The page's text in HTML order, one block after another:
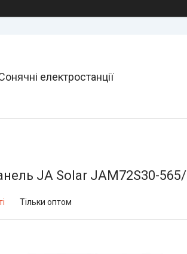
електростанції
JA Solar JAM72S30-
Тільки оптом